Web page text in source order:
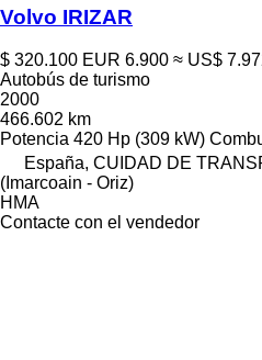
Volvo IRIZAR
$ 320.100 EUR 6.900 ≈ US$
Autobús de turismo
2000
466.602 km
Potencia 420 Hp (309 kW)
España, CUIDAD DE
(Imarcoain - Oriz)
HMA
Contacte con el vendedor